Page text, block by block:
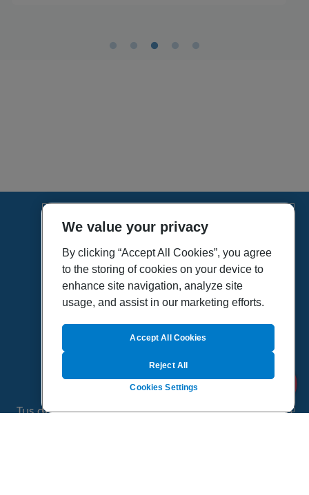
HOME
VÍDEOS
POLÍTICA DE PRIVACIDAD
POLÍTICA DE COOKIES
MAPA DEL SITIO
QUIENES SOMOS
Tus dudas de salud es un proyecto de Sanitas, todo
We value your privacy
By clicking “Accept All Cookies”, you agree
to the storing of cookies on your device to
enhance site navigation, analyze site
usage, and assist in our marketing efforts.
Cookies Settings
Reject All
Accept All Cookies